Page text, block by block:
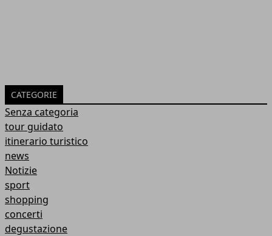
CATEGORIE
Senza categoria
tour guidato
itinerario turistico
news
Notizie
sport
shopping
concerti
degustazione